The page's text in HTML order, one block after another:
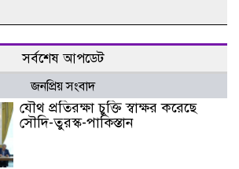
সর্বশেষ আপডেট
জনপ্রিয় সংবাদ
যৌথ প্রতিরক্ষা চুক্তি স্বাক্ষর করেছে
সৌদি-তুরস্ক-পাকিস্তান